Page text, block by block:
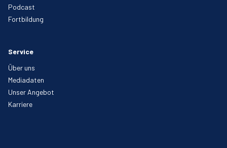
Podcast
Fortbildung
Service
Über uns
Mediadaten
Unser Angebot
Karriere